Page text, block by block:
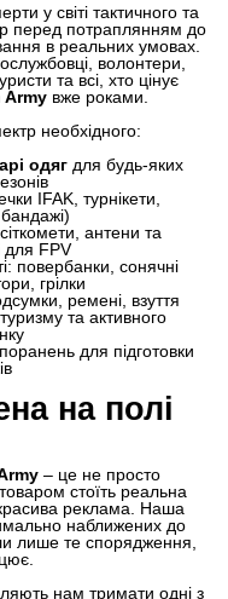
у світі тактичного та
перед потраплянням до
в реальних умовах.
волонтери,
та всі, хто цінує
Army вже роками.
необхідного:
одяг для будь-яких
IFAK, турнікети,
антени та
для FPV
повербанки, сонячні
грілки
ремені, взуття
та активного
для підготовки
на полі
– це не просто
стоїть реальна
реклама. Наша
наближених до
лише те спорядження,
нам тримати одні з